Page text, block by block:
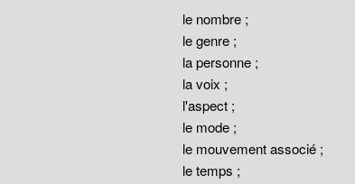
le nombre ;
le genre ;
la personne ;
la voix ;
l'aspect ;
le mode ;
le mouvement associé ;
le temps ;